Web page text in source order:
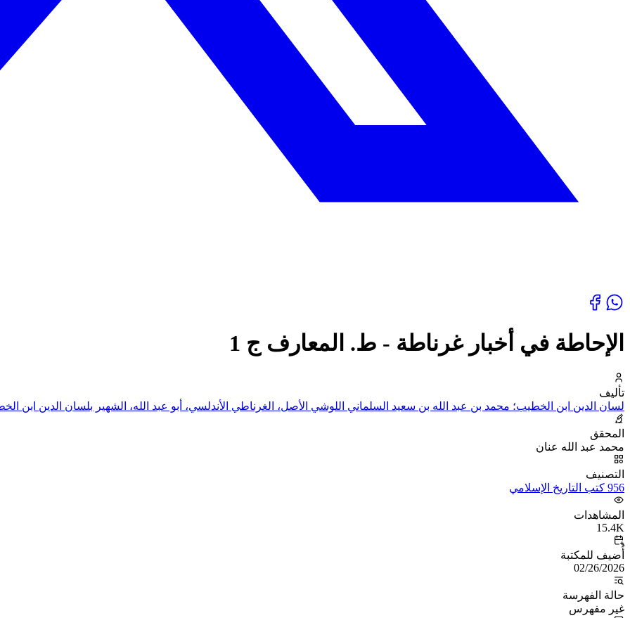
الإحاطة في أخبار غرناطة - ط. المعارف ج 1
تأليف
لسان الدين ابن الخطيب؛ محمد بن عبد الله بن سعيد السلماني اللوشي الأصل، الغرناطي الأندلسي، أبو عبد الله، الشهير بلسان الدين ابن
المحقق
محمد عبد الله عنان
التصنيف
956 كتب التاريخ الإسلامي
المشاهدات
15.4K
أُضيف للمكتبة
02/26/2026
حالة الفهرسة
غير مفهرس